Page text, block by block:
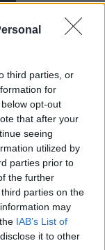
third parties, or
for
opt-out
that after your
seeing
utilized by
parties prior to
the further
parties on the
may
IAB’s List of
it to other